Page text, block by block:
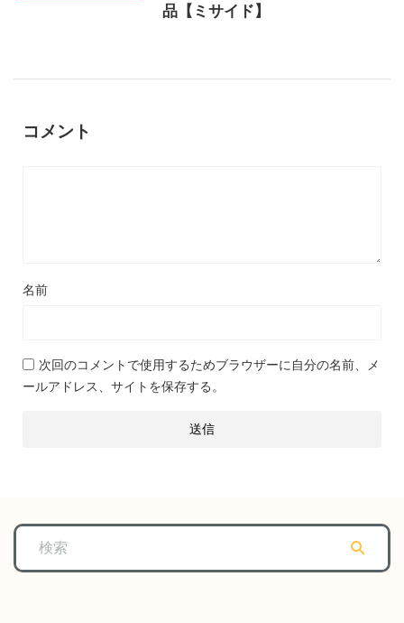
品【ミサイド】
コメント
名前
次回のコメントで使用するためブラウザーに自分の名前、メ
ールアドレス、サイトを保存する。